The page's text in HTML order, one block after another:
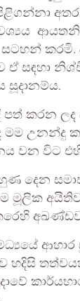
සටහන්
සඳහා
සූදානම්ය.
පත් කරන
ද මම
වන විට
මුහුණ දෙන
හදිසි